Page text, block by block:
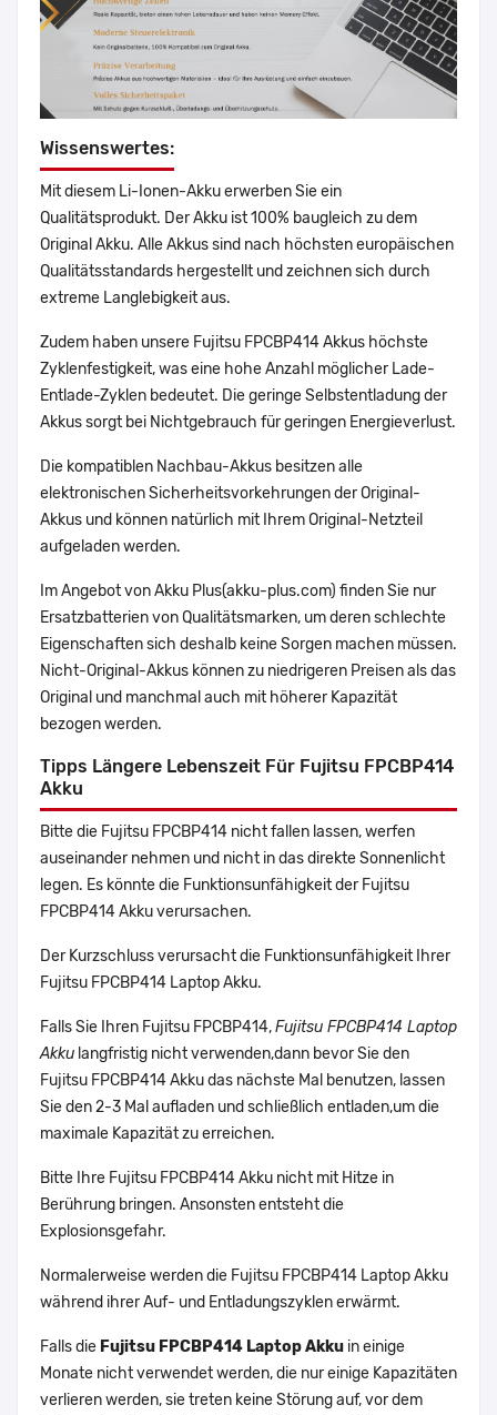
Wissenswertes:
Mit diesem Li-Ionen-Akku erwerben Sie ein
Qualitätsprodukt. Der Akku ist 100% baugleich zu dem
Original Akku. Alle Akkus sind nach höchsten europäischen
Qualitätsstandards hergestellt und zeichnen sich durch
extreme Langlebigkeit aus.
Zudem haben unsere Fujitsu FPCBP414 Akkus höchste
Zyklenfestigkeit, was eine hohe Anzahl möglicher Lade-
Entlade-Zyklen bedeutet. Die geringe Selbstentladung der
Akkus sorgt bei Nichtgebrauch für geringen Energieverlust.
Die kompatiblen Nachbau-Akkus besitzen alle
elektronischen Sicherheitsvorkehrungen der Original-
Akkus und können natürlich mit Ihrem Original-Netzteil
aufgeladen werden.
Im Angebot von Akku Plus(akku-plus.com) finden Sie nur
Ersatzbatterien von Qualitätsmarken, um deren schlechte
Eigenschaften sich deshalb keine Sorgen machen müssen.
Nicht-Original-Akkus können zu niedrigeren Preisen als das
Original und manchmal auch mit höherer Kapazität
bezogen werden.
Tipps Längere Lebenszeit Für Fujitsu FPCBP414
Akku
Bitte die Fujitsu FPCBP414 nicht fallen lassen, werfen
auseinander nehmen und nicht in das direkte Sonnenlicht
legen. Es könnte die Funktionsunfähigkeit der Fujitsu
FPCBP414 Akku verursachen.
Der Kurzschluss verursacht die Funktionsunfähigkeit Ihrer
Fujitsu FPCBP414 Laptop Akku.
Falls Sie Ihren Fujitsu FPCBP414,Fujitsu FPCBP414 Laptop
Akku langfristig nicht verwenden,dann bevor Sie den
Fujitsu FPCBP414 Akku das nächste Mal benutzen, lassen
Sie den 2-3 Mal aufladen und schließlich entladen,um die
maximale Kapazität zu erreichen.
Bitte Ihre Fujitsu FPCBP414 Akku nicht mit Hitze in
Berührung bringen. Ansonsten entsteht die
Explosionsgefahr.
Normalerweise werden die Fujitsu FPCBP414 Laptop Akku
während ihrer Auf- und Entladungszyklen erwärmt.
Falls die Fujitsu FPCBP414 Laptop Akku in einige
Monate nicht verwendet werden, die nur einige Kapazitäten
verlieren werden, sie treten keine Störung auf, vor dem